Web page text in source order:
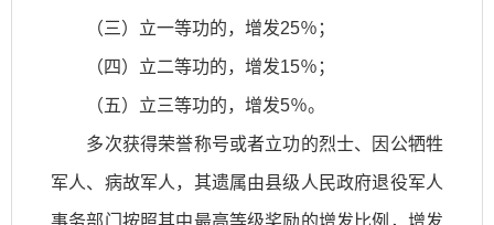
（三）立一等功的，增发25％；
（四）立二等功的，增发15％；
（五）立三等功的，增发5％。
多次获得荣誉称号或者立功的烈士、因公牺牲
军人、病故军人，其遗属由县级人民政府退役军人
事务部门按照其中最高等级奖励的增发比例，增发